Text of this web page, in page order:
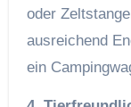
oder
ausreichend
ein